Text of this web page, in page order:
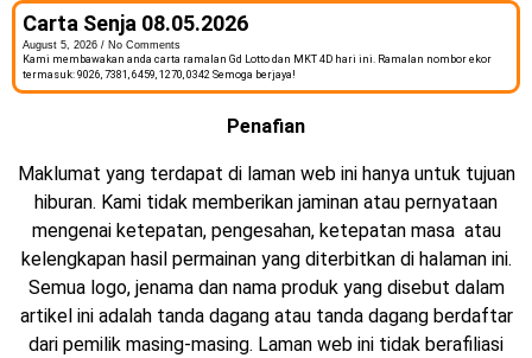
Carta Senja 08.05.2026
August 5, 2026
No Comments
Kami membawakan anda carta ramalan Gd Lotto dan MKT 4D hari ini. Ramalan nombor ekor
termasuk: 9026, 7381, 6459, 1270, 0342 Semoga berjaya!
Penafian
Maklumat yang terdapat di laman web ini hanya untuk tujuan
hiburan. Kami tidak memberikan jaminan atau pernyataan
mengenai ketepatan, pengesahan, ketepatan masa atau
kelengkapan hasil permainan yang diterbitkan di halaman ini.
Semua logo, jenama dan nama produk yang disebut dalam
artikel ini adalah tanda dagang atau tanda dagang berdaftar
dari pemilik masing-masing. Laman web ini tidak berafiliasi